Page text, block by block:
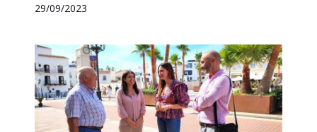
29/09/2023